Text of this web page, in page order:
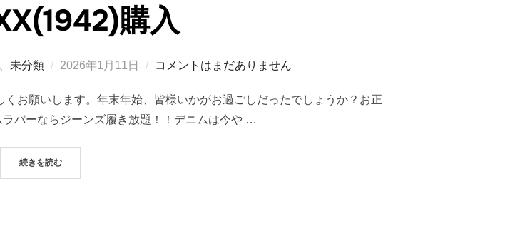
購入
未分類
投
日:
2026年1月11日 コメントはまだありません
お願いします。年末年始、皆様いかがお過ごしだったでしょうか？お正
バーならジーンズ履き放題！！デニムは今や …
続きを読む“大戦モデルの物資統制を学び、ウエアハウスS1003XX(1942)購入”